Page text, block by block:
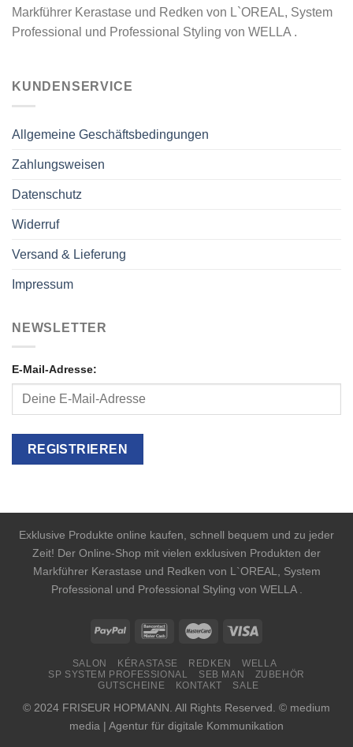
Markführer Kerastase und Redken von L`OREAL, System
Professional und Professional Styling von WELLA .
KUNDENSERVICE
Allgemeine Geschäftsbedingungen
Zahlungsweisen
Datenschutz
Widerruf
Versand & Lieferung
Impressum
NEWSLETTER
E-Mail-Adresse:
Exklusive Produkte online kaufen, schnell bequem und zu jeder
Zeit! Der Online-Shop mit vielen exklusiven Produkten der
Markführer Kerastase und Redken von L`OREAL, System
Professional und Professional Styling von WELLA .
SALON KÉRASTASE REDKEN
WELLA
SP SYSTEM PROFESSIONAL
SEB MAN
ZUBEHÖR
GUTSCHEINE
KONTAKT SALE
© 2024 FRISEUR HOPMANN. All Rights Reserved. © medium
media | Agentur für digitale Kommunikation